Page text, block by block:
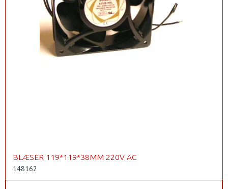
BLÆSER 119*119*38MM 220V AC
148162